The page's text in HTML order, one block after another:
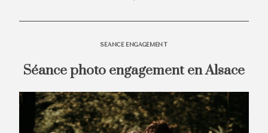
SÉANCE ENGAGEMENT
Séance photo engagement en Alsace
I'M
EVÓRA!
Accueil
+ Infos